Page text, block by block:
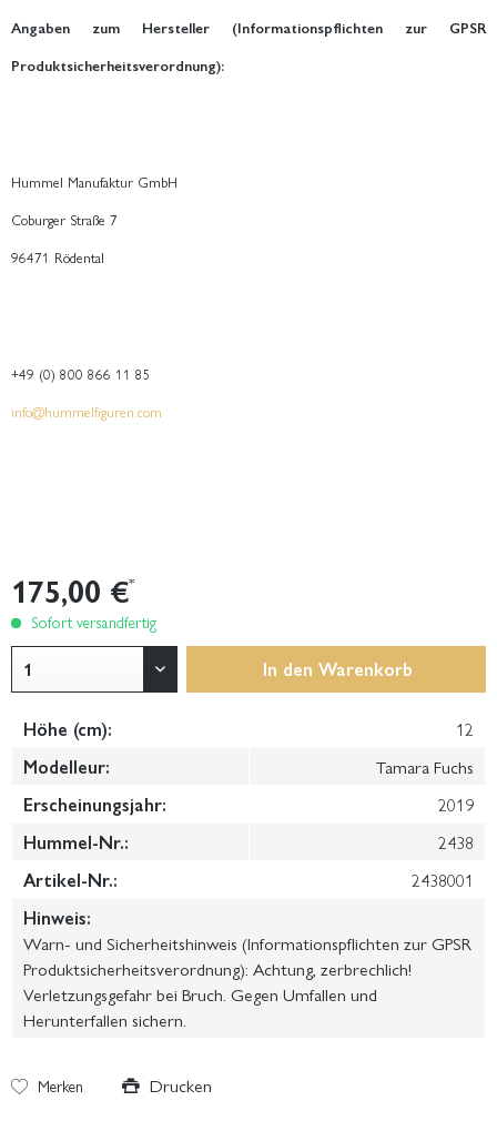
Angaben zum Hersteller (Informationspflichten zur GPSR
Produktsicherheitsverordnung):
Hummel Manufaktur GmbH
Coburger Straße 7
96471 Rödental
+49 (0) 800 866 11 85
info@hummelfiguren.com
175,00 €*
Sofort versandfertig
In den Warenkorb
Höhe (cm):
12
Modelleur:
Tamara Fuchs
Erscheinungsjahr:
2019
Hummel-Nr.:
2438
Artikel-Nr.:
2438001
Hinweis:
Warn- und Sicherheitshinweis (Informationspflichten zur GPSR
Produktsicherheitsverordnung): Achtung, zerbrechlich!
Verletzungsgefahr bei Bruch. Gegen Umfallen und
Herunterfallen sichern.
Merken Drucken